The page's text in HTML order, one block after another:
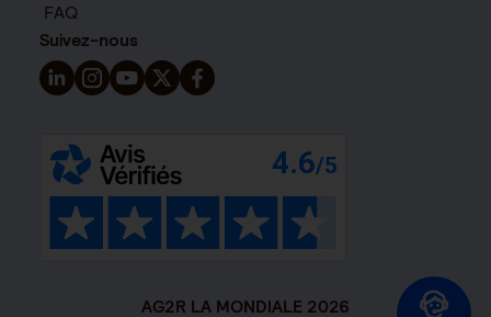
FAQ
Suivez-nous
Suivez-nous sur LinkedIn - Nouvelle fenêtre
Suivez-nous sur Instagram - Nouvelle fenêtre
Suivez-nous sur YouTube - Nouvelle fenêtre
Suivez-nous sur X - Nouvelle fenêtre
Suivez-nous sur Facebook - Nouvelle
AG2R LA MONDIALE 2026